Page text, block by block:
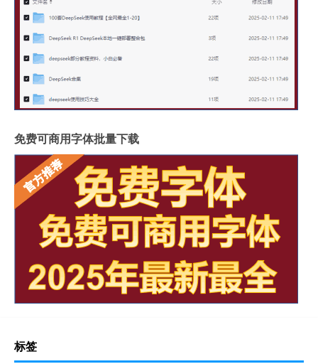
免费可商用字体批量下载
标签